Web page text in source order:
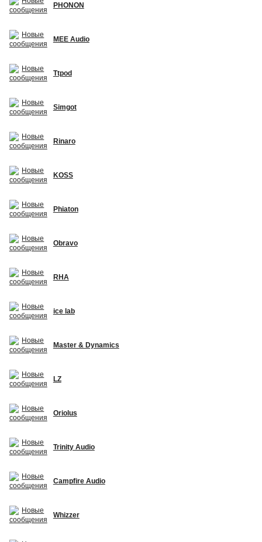
PHONON
MEE Audio
Ttpod
Simgot
Rinaro
KOSS
Phiaton
Obravo
RHA
ice lab
Master & Dynamics
LZ
Oriolus
Trinity Audio
Campfire Audio
Whizzer